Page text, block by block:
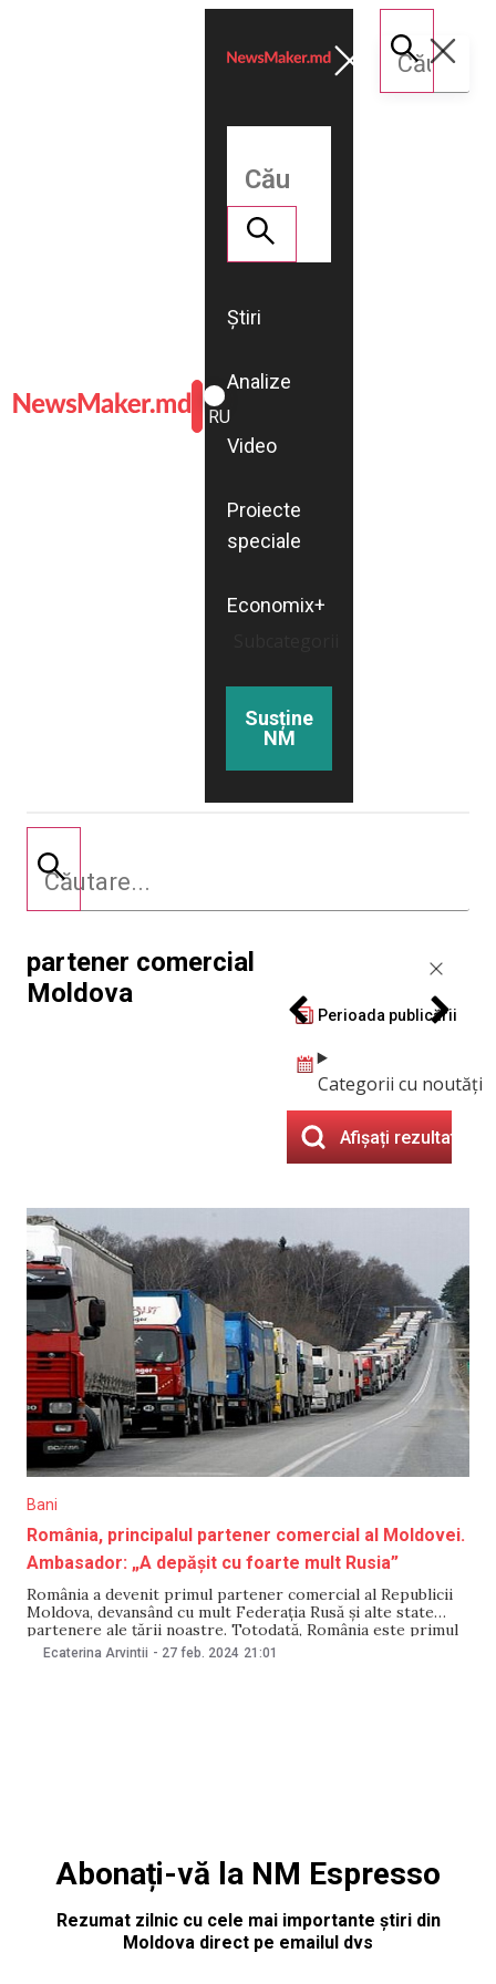
ROMÂNĂ
RU
Știri
Analize
Video
Proiecte
speciale
Economix+
Susține
NM
partener comercial
Moldova
Perioada publicării
Categorii cu noutăți
Afișați rezultatele
Bani
România, principalul partener comercial al Moldovei.
Ambasador: „A depășit cu foarte mult Rusia”
România a devenit primul partener comercial al Republicii
Moldova, devansând cu mult Federația Rusă şi alte state
partenere ale țării noastre. Totodată, România este primul
investitor „străin” cu peste 400 de milioane de euro, a
Ecaterina Arvintii - 27 feb. 2024 21:01
Abonați-vă la NM Espresso
Rezumat zilnic cu cele mai importante știri din
Moldova direct pe emailul dvs